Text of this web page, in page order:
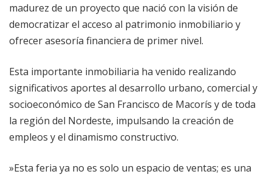
madurez de un proyecto que nació con la visión de
democratizar el acceso al patrimonio inmobiliario y
ofrecer asesoría financiera de primer nivel.
​Esta importante inmobiliaria ha venido realizando
significativos aportes al desarrollo urbano, comercial y
socioeconómico de San Francisco de Macorís y de toda
la región del Nordeste, impulsando la creación de
empleos y el dinamismo constructivo.
​»Esta feria ya no es solo un espacio de ventas; es una